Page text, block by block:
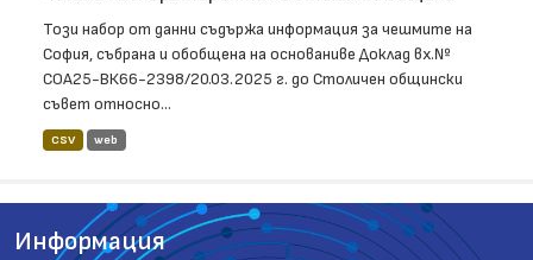
Този набор от данни съдържа информация за чешмите на
София, събрана и обобщена на основаниве Доклад вх.№
СОА25-ВК66-2398/20.03.2025 г. до Столичен общински
съвет относно...
CSV web
Информация